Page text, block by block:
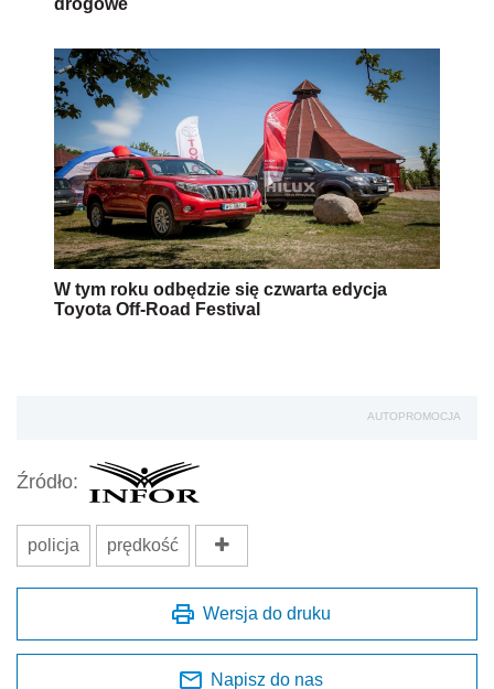
W tym roku odbędzie się czwarta edycja
Toyota Off-Road Festival
AUTOPROMOCJA
Źródło:
policja prędkość
Wersja do druku
Napisz do nas